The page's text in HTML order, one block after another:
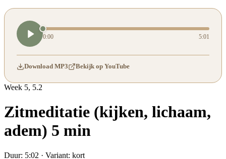
0:00 5:01
Download MP3 Bekijk op YouTube
Week 5, 5.2
Zitmeditatie (kijken, lichaam,
adem) 5 min
Duur: 5:02 · Variant: kort